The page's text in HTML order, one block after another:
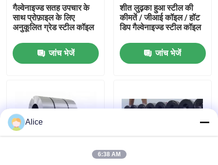
गुणवत्ता नियंत्रण
प्रीफैब स्टील वेयरहाउस
मॉड्यूलर स्टील स्ट्रक्चर
गैल्वेनाइज्ड सतह उपचार के
साथ प्रोफ़ाइल के लिए
अनुकूलित ग्रेड स्टील कॉइल
जांच भेजें
शीत लुढ़का हुआ स्टील की
कीमतें / जीआई कॉइल / हॉट
डिप गैल्वेनाइज्ड स्टील कॉइल
जांच भेजें
Alice
6:38 AM